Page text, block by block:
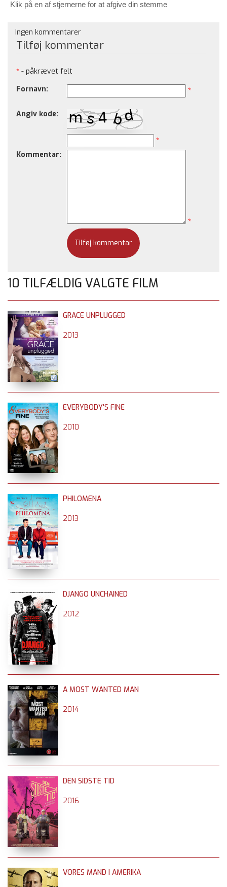
Klik på en af stjernerne for at afgive din stemme
Ingen kommentarer
Tilføj kommentar
* - påkrævet felt
Fornavn:
*
Angiv kode:
*
Kommentar:
*
10 TILFÆLDIG VALGTE FILM
GRACE UNPLUGGED
2013
EVERYBODY'S FINE
2010
PHILOMENA
2013
DJANGO UNCHAINED
2012
A MOST WANTED MAN
2014
DEN SIDSTE TID
2016
VORES MAND I AMERIKA